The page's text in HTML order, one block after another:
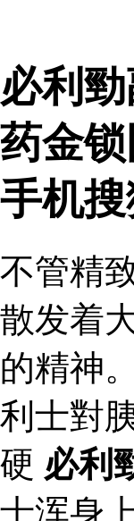
必利
药金
手机
不管精
散发着
的精神
利士對
硬 必利
士浑身